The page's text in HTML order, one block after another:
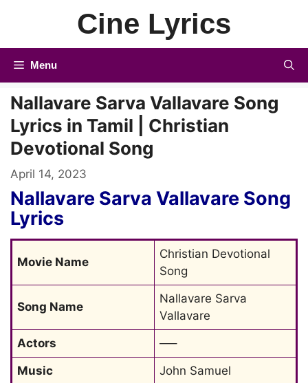
Cine Lyrics
Menu
Nallavare Sarva Vallavare Song
Lyrics in Tamil | Christian
Devotional Song
April 14, 2023
Nallavare Sarva Vallavare Song
Lyrics
Movie Name
Christian Devotional
Song
Song Name
Nallavare Sarva
Vallavare
Actors
—–
Music
John Samuel